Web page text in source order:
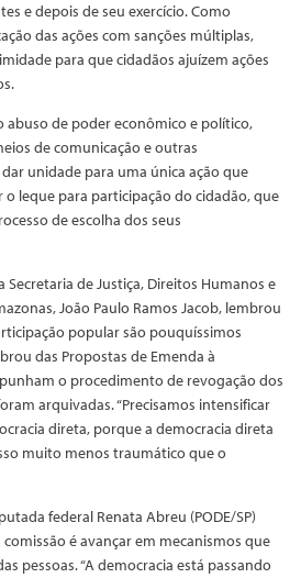
e depois de seu exercício. Como
das ações com sanções múltiplas,
para que cidadãos ajuízem ações
abuso de poder econômico e político,
de comunicação e outras
unidade para uma única ação que
leque para participação do cidadão, que
de escolha dos seus
Secretaria de Justiça, Direitos Humanos e
João Paulo Ramos Jacob, lembrou
popular são pouquíssimos
das Propostas de Emenda à
o procedimento de revogação dos
arquivadas. “Precisamos intensificar
direta, porque a democracia direta
muito menos traumático que o
federal Renata Abreu (PODE/SP)
é avançar em mecanismos que
pessoas. “A democracia está passando